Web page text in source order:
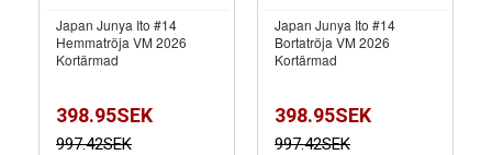
Japan Junya Ito #14
Hemmatröja VM 2026
Kortärmad
398.95SEK
997.42SEK
Japan Junya Ito #14
Bortatröja VM 2026
Kortärmad
398.95SEK
997.42SEK